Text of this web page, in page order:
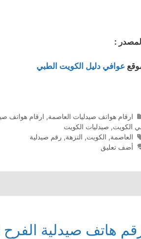
:
عوافي دليل الكويت الطبي
التصنيفات
ارقام هواتف صيدليات العاصمة, ارقام هواتف
الكويت, صيدليات الكويت
الوسوم
العاصمة, الكويت, النزهة, رقم صيدلية
أضف تعليق
هاتف صيدلية الفرح